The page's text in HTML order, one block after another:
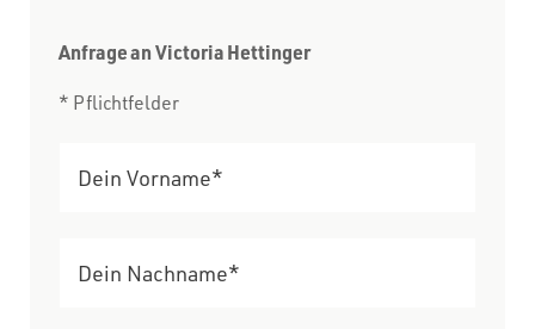
Anfrage an Victoria Hettinger
* Pflichtfelder